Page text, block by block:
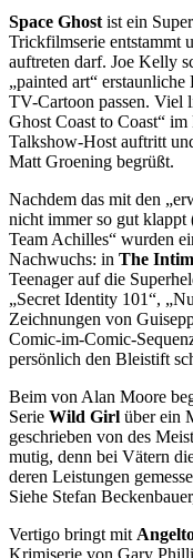
Space Ghost ist ein
Trickfilmserie entstammt
auftreten darf. Joe Kelly
„painted art“
TV-Cartoon passen. Viel
Ghost Coast to Coast“ im
Talkshow-Host auftritt
Matt Groening begrüßt.
Nachdem das mit den
nicht immer so gut klappt
Team Achilles“ wurden
Nachwuchs: in The
Teenager auf die
„Secret Identity 101“,
Zeichnungen von
Comic-im-Comic-
persönlich den Bleistift
Beim von Alan Moore
Serie Wild Girl über ein
geschrieben von des
mutig, denn bei Vätern
deren Leistungen
Siehe Stefan
Vertigo bringt mit
Krimiserie von Gary